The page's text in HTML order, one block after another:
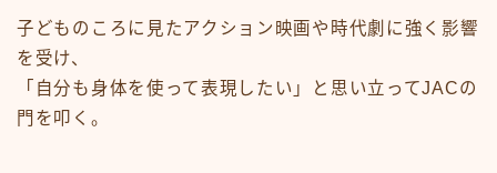
子どものころに見たアクション映画や時代劇に強く影響
を受け、
「自分も身体を使って表現したい」と思い立ってJACの
門を叩く。